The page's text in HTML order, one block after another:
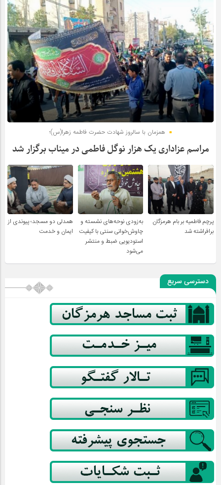
همزمان با سالروز شهادت حضرت فاطمه زهرا(س)؛
مراسم عزاداری یک هزار نوگل فاطمی در میناب برگزار شد
پرچم فاطمیه بر بام هرمزگان
برافراشته شد
به‌زودی نوحه‌های نشسته و
چاوش‌خوانی سنتی با کیفیت
استودیویی ضبط و منتشر
می‌شود
همدلی دو مسجد؛ پیوندی از
ایمان و خدمت
دسترسی سریع